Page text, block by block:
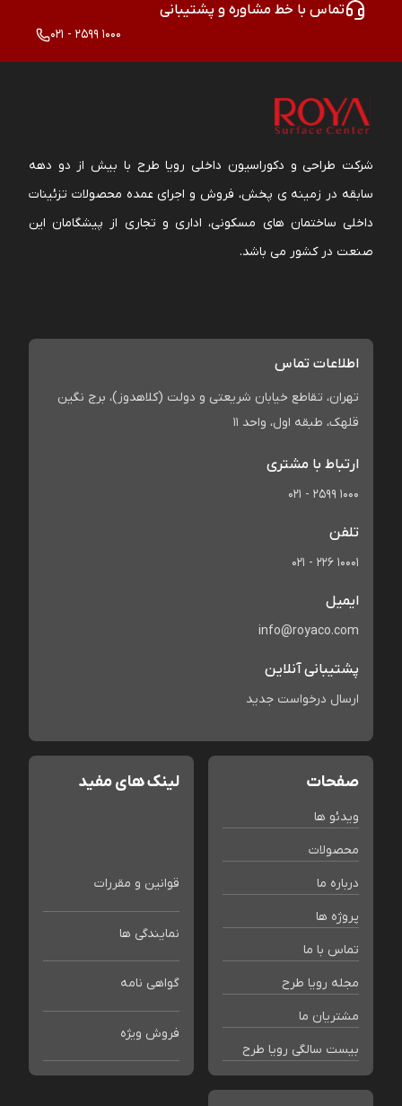
تماس با خط مشاوره و پشتیبانی
021 - 2599 1000
شرکت طراحی و دکوراسیون داخلی رویا طرح با بیش از دو دهه
سابقه در زمینه ی پخش، فروش و اجرای عمده محصولات تزئینات
داخلی ساختمان های مسکونی، اداری و تجاری از پیشگامان این
صنعت در کشور می باشد.
اطلاعات تماس
تهران، تقاطع خیابان شریعتی و دولت (کلاهدوز)، برج نگین
قلهک، طبقه اول، واحد 11
ارتباط با مشتری
021 - 2599 1000
تلفن
021 - 226 10001
ایمیل
info@royaco.com
پشتیبانی آنلاین
ارسال درخواست جدید
صفحات
ویدئو ها
محصولات
درباره ما
پروژه ها
تماس با ما
مجله رویا طرح
مشتریان ما
بیست سالگی رویا طرح
لینک های مفید
قوانین و مقررات
نمایندگی ها
گواهی نامه
فروش ویژه